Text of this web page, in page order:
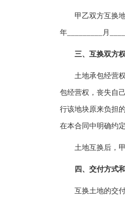
甲乙双方互换地块
年_________月
三、互换双方权
土地承包经营权
包经营权，丧失自
行该地块原来负担
在本合同中明确约定
土地互换后，甲
四、交付方式和
互换土地的交付